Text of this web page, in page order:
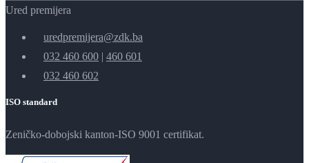
Ured premijera
uredpremijera@zdk.ba
032 460 600 | 460 601
032 460 602
ISO standard
Zeničko-dobojski kanton-ISO 9001 certifikat.